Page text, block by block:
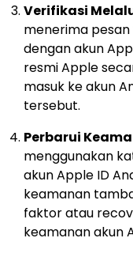
Verifikasi
menerima
dengan akun
resmi Apple
masuk ke akun
tersebut.
Perbarui
menggunakan
akun Apple ID
keamanan
faktor atau
keamanan akun